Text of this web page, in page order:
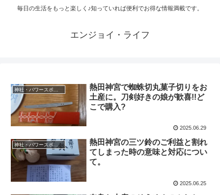
毎日の生活をもっと楽しく♪知っていれば便利でお得な情報満載です。
エンジョイ・ライフ
熱田神宮で蜘蛛切丸菓子切りをお
土産に。刀剣好きの娘が歓喜!!ど
こで購入?
2025.06.29
神社・パワースポット
熱田神宮の三ツ鈴のご利益と割れ
てしまった時の意味と対応につい
て。
2025.06.25